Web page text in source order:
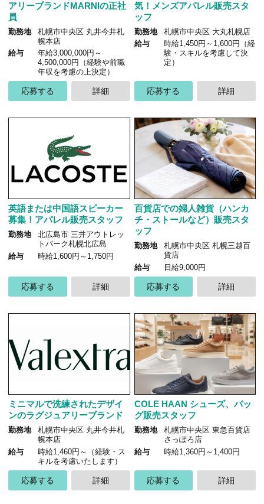
アリーブランドMARNIの正社
員
勤務地
札幌市中央区 丸井今井札
幌本店
給与
年給3,000,000円～
4,500,000円（経験や前職
年収を考慮の上決定）
応募する 詳細
気！メンズアパレル販売スタ
ッフ
勤務地
札幌市中央区 大丸札幌店
給与
時給1,450円～1,600円（経
験・スキルを考慮して決
定）
応募する 詳細
英語または中国語スピーカー
募集！アパレル販売スタッフ
勤務地
北広島市 三井アウトレッ
トパーク札幌北広島
給与
時給1,600円～1,750円
応募する 詳細
百貨店での婦人雑貨（ハンカ
チ・ストールなど）販売スタ
ッフ
勤務地
札幌市中央区 札幌三越百
貨店
給与
日給9,000円
応募する 詳細
ミニマルで洗練されたデザイ
ンのラグジュアリーブランド
勤務地
札幌市中央区 丸井今井札
幌本店
給与
時給1,460円～（経験・ス
キルを考慮いたします）
応募する 詳細
COLE HAAN シューズ、バッ
グ販売スタッフ
勤務地
札幌市中央区 東急百貨店
さっぽろ店
給与
時給1,360円～1,400円
応募する 詳細